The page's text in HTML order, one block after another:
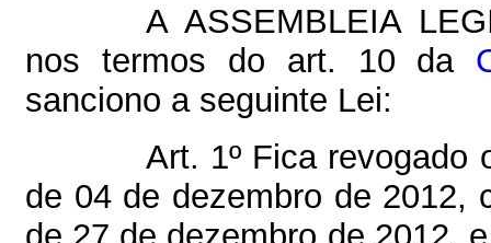
A ASSEMBLEIA
nos termos do art. 10 da
sanciono a seguinte Lei:
Art. 1º Fica
de 04 de dezembro de 2012,